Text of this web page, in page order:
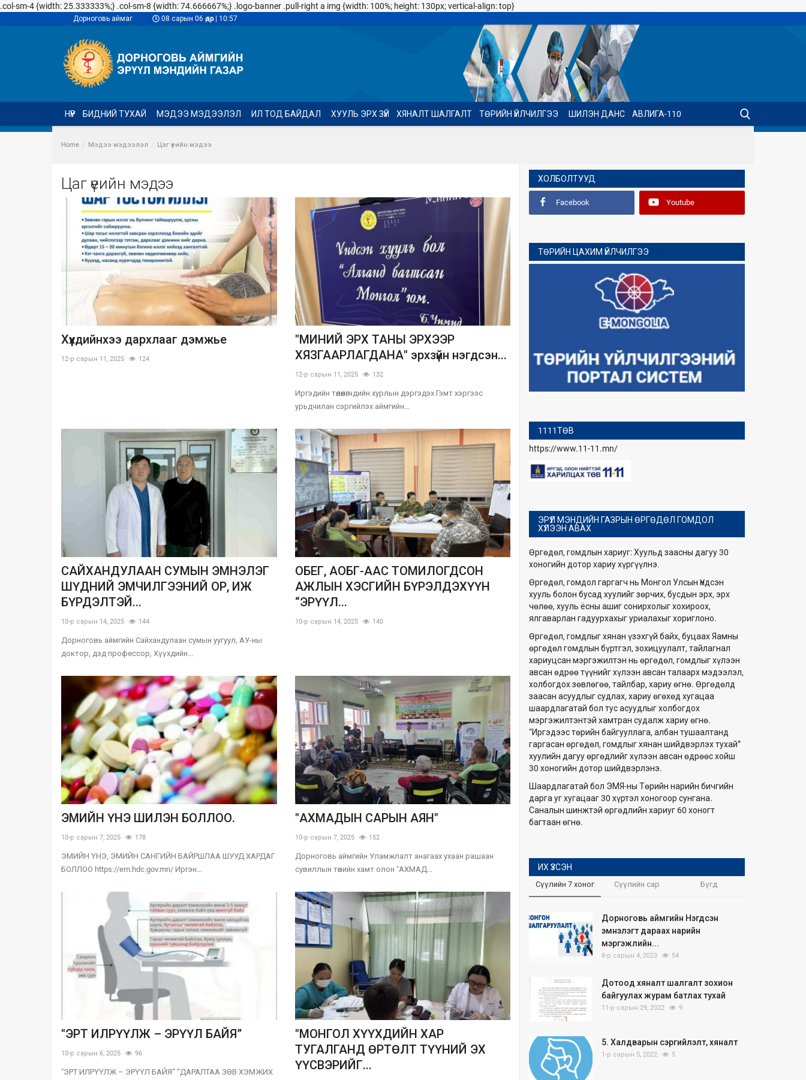
.col-sm-4 {width: 25.333333%;} .col-sm-8 {width: 74.666667%;} .logo-banner .pull-right a img {width: 100%; height: 130px; vertical-align: top}
Дорноговь аймаг 08 сарын 06 өдөр | 10:57
НҮҮР БИДНИЙ ТУХАЙ МЭДЭЭ МЭДЭЭЛЭЛ ИЛ ТОД БАЙДАЛ ХУУЛЬ ЭРХ ЗҮЙ ХЯНАЛТ ШАЛГАЛТ ТӨРИЙН ҮЙЛЧИЛГЭЭ ШИЛЭН ДАНС АВЛИГА-110
Home Мэдээ мэдээлэл Цаг үеийн мэдээ
Цаг үеийн мэдээ
Хүүхдийнхээ дархлааг дэмжье
12-р сарын 11, 2025 124
"МИНИЙ ЭРХ ТАНЫ ЭРХЭЭР
ХЯЗГААРЛАГДАНА" эрхзүйн нэгдсэн...
12-р сарын 11, 2025 132
Иргэдийн төлөөлөгчдийн хурлын дэргэдэх Гэмт хэргээс
урьдчилан сэргийлэх аймгийн...
САЙХАНДУЛААН СУМЫН ЭМНЭЛЭГ
ШҮДНИЙ ЭМЧИЛГЭЭНИЙ ОР, ИЖ
БҮРДЭЛТЭЙ...
10-р сарын 14, 2025 144
Дорноговь аймгийн Сайхандулаан сумын уугуул, АУ-ны
доктор, дэд профессор, Хүүхдийн...
ОБЕГ, АОБГ-ААС ТОМИЛОГДСОН
АЖЛЫН ХЭСГИЙН БҮРЭЛДЭХҮҮН
“ЭРҮҮЛ...
10-р сарын 14, 2025 140
ЭМИЙН ҮНЭ ШИЛЭН БОЛЛОО.
10-р сарын 7, 2025 178
ЭМИЙН ҮНЭ, ЭМИЙН САНГИЙН БАЙРШЛАА ШУУД ХАРДАГ
БОЛЛОО https://em.hdc.gov.mn/ Иргэн...
"АХМАДЫН САРЫН АЯН"
10-р сарын 7, 2025 152
Дорноговь аймгийн Уламжлалт анагаах ухаан рашаан
сувиллын төвийн хамт олон "АХМАД...
"ЭРТ ИЛРҮҮЛЖ – ЭРҮҮЛ БАЙЯ”
10-р сарын 6, 2025 96
"ЭРТ ИЛРҮҮЛЖ – ЭРҮҮЛ БАЙЯ” “ДАРАЛТАА ЗӨВ ХЭМЖИХ
"МОНГОЛ ХҮҮХДИЙН ХАР
ТУГАЛГАНД ӨРТӨЛТ ТҮҮНИЙ ЭХ
ҮҮСВЭРИЙГ...
ХОЛБОЛТУУД
Facebook Youtube
ТӨРИЙН ЦАХИМ ҮЙЛЧИЛГЭЭ
1111ТӨВ
https://www.11-11.mn/
ЭРҮҮЛ МЭНДИЙН ГАЗРЫН ӨРГӨДӨЛ ГОМДОЛ
ХҮЛЭЭН АВАХ
Өргөдөл, гомдлын хариуг: Хуульд заасны дагуу 30
хоногийн дотор хариу хүргүүлнэ.
Өргөдөл, гомдол гаргагч нь Монгол Улсын Үндсэн
хууль болон бусад хуулийг зөрчих, бусдын эрх, эрх
чөлөө, хууль ёсны ашиг сонирхолыг хохироох,
ялгаварлан гадуурхахыг уриалахыг хориглоно.
Өргөдөл, гомдлыг хянан үзэхгүй байх, буцаах Яамны
өргөдөл гомдлын бүртгэл, зохицуулалт, тайлагнал
хариуцсан мэргэжилтэн нь өргөдөл, гомдлыг хүлээн
авсан өдрөө түүнийг хүлээн авсан талаарх мэдээлэл,
холбогдох зөвлөгөө, тайлбар, хариу өгнө. Өргөдөлд
заасан асуудлыг судлах, хариу өгөхөд хугацаа
шаардлагатай бол тус асуудлыг холбогдох
мэргэжилтэнтэй хамтран судалж хариу өгнө.
“Иргэдээс төрийн байгууллага, албан тушаалтанд
гаргасан өргөдөл, гомдлыг хянан шийдвэрлэх тухай”
хуулийн дагуу өргөдлийг хүлээн авсан өдрөөс хойш
30 хоногийн дотор шийдвэрлэнэ.
Шаардлагатай бол ЭМЯ-ны Төрийн нарийн бичгийн
дарга уг хугацааг 30 хүртэл хоногоор сунгана.
Саналын шинжтэй өргөдлийн хариуг 60 хоногт
багтаан өгнө.
ИХ ҮЗСЭН
Сүүлийн 7 хоног Сүүлийн сар Бүгд
Дорноговь аймгийн Нэгдсэн
эмнэлэгт дараах нарийн
мэргэжлийн...
8-р сарын 4, 2023 54
Дотоод хяналт шалгалт зохион
байгуулах журам батлах тухай
11-р сарын 29, 2022 9
5. Халдварын сэргийлэлт, хяналт
1-р сарын 5, 2022 5